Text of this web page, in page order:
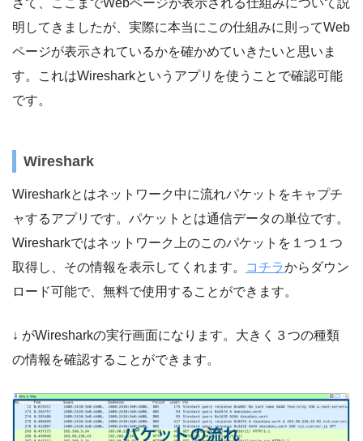
さて、ここまでWebページが表示される仕組みについて説
明してきましたが、実際に本当にこの仕組みに則ってWeb
ページが表示されているかを確かめていきたいと思いま
す。これはWiresharkというアプリを使うことで確認可能
です。
Wireshark
Wiresharkとはネットワーク中に流れパケットをキャプチ
ャするアプリです。パケットとは通信データの単位です。
Wiresharkではネットワーク上のこのパケットを１つ１つ
取得し、その情報を表示してくれます。
コチラからダウン
ロード可能で、無料で使用することができます。
↓ がWiresharkの実行画面になります。大きく３つの種類
の情報を確認することができます。